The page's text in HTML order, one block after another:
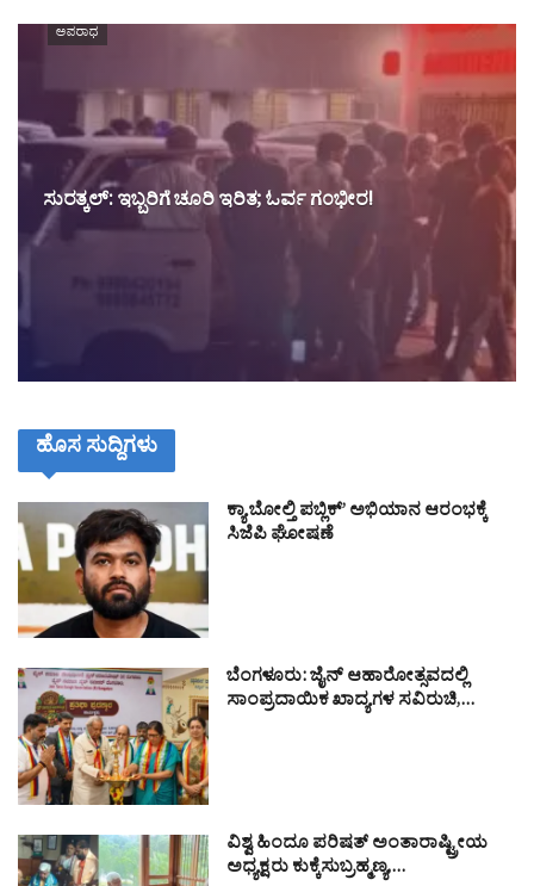
ಅಪರಾಧ
ಸುರತ್ಕಲ್: ಇಬ್ಬರಿಗೆ ಚೂರಿ ಇರಿತ; ಓರ್ವ ಗಂಭೀರ!
ಹೊಸ ಸುದ್ದಿಗಳು
ಕ್ಯಾ ಬೋಲ್ತಿ ಪಬ್ಲಿಕ್’ ಅಭಿಯಾನ ಆರಂಭಕ್ಕೆ
ಸಿಜೆಪಿ ಘೋಷಣೆ
ಬೆಂಗಳೂರು: ಜೈನ್ ಆಹಾರೋತ್ಸವದಲ್ಲಿ
ಸಾಂಪ್ರದಾಯಿಕ ಖಾದ್ಯಗಳ ಸವಿರುಚಿ,…
ವಿಶ್ವ ಹಿಂದೂ ಪರಿಷತ್ ಅಂತಾರಾಷ್ಟ್ರೀಯ
ಅಧ್ಯಕ್ಷರು ಕುಕ್ಕೆಸುಬ್ರಹ್ಮಣ್ಯ,…